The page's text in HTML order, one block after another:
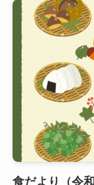
食だより（令